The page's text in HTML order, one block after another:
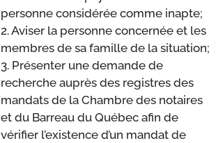
personne considérée comme inapte;
2. Aviser la personne concernée et les
membres de sa famille de la situation;
3. Présenter une demande de
recherche auprès des registres des
mandats de la Chambre des notaires
et du Barreau du Québec afin de
vérifier l’existence d’un mandat de